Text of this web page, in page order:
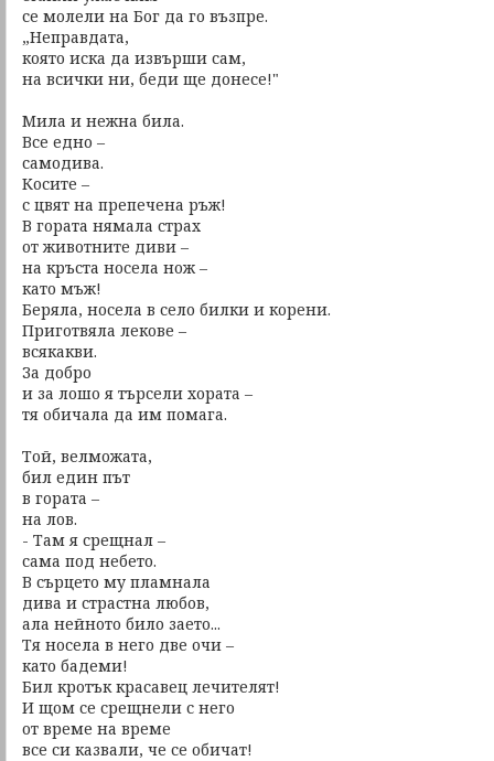
се молели на Бог да го възпре.
„Неправдата,
която иска да извърши сам,
на всички ни, беди ще донесе!"
Мила и нежна била.
Все едно –
самодива.
Косите –
с цвят на препечена ръж!
В гората нямала страх
от животните диви –
на кръста носела нож –
като мъж!
Беряла, носела в село билки и корени.
Приготвяла лекове –
всякакви.
За добро
и за лошо я търсели хората –
тя обичала да им помага.
Той, велможата,
бил един път
в гората –
на лов.
- Там я срещнал –
сама под небето.
В сърцето му пламнала
дива и страстна любов,
ала нейното било заето...
Тя носела в него две очи –
като бадеми!
Бил кротък красавец лечителят!
И щом се срещнели с него
от време на време
все си казвали, че се обичат!